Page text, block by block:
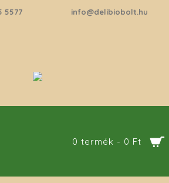
5577 info@delibiobolt.hu
0 termék - 0 Ft